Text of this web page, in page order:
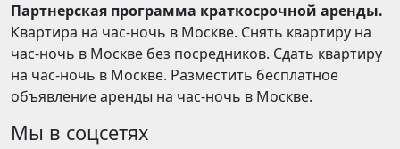
Партнерская программа краткосрочной аренды.
Квартира на час-ночь в Москве. Снять квартиру на
час-ночь в Москве без посредников. Сдать квартиру
на час-ночь в Москве. Разместить бесплатное
объявление аренды на час-ночь в Москве.
Мы в соцсетях